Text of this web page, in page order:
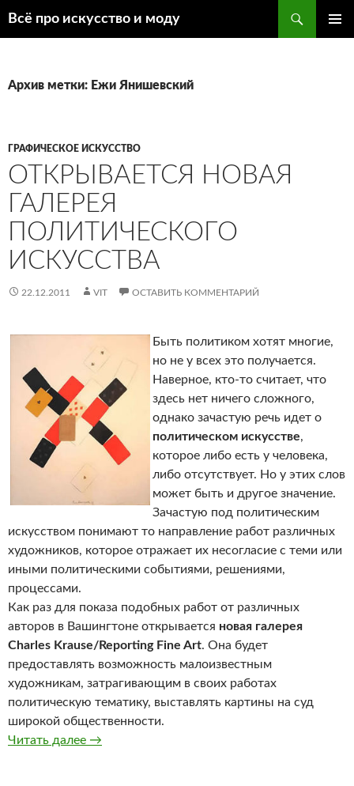
Всё про искусство и моду
Архив метки: Ежи Янишевский
ГРАФИЧЕСКОЕ ИСКУССТВО
ОТКРЫВАЕТСЯ НОВАЯ
ГАЛЕРЕЯ
ПОЛИТИЧЕСКОГО
ИСКУССТВА
22.12.2011 VIT ОСТАВИТЬ КОММЕНТАРИЙ
Быть политиком хотят многие,
но не у всех это получается.
Наверное, кто-то считает, что
здесь нет ничего сложного,
однако зачастую речь идет о
политическом искусстве,
которое либо есть у человека,
либо отсутствует. Но у этих слов
может быть и другое значение.
Зачастую под политическим
искусством понимают то направление работ различных
художников, которое отражает их несогласие с теми или
иными политическими событиями, решениями,
процессами.
Как раз для показа подобных работ от различных
авторов в Вашингтоне открывается новая галерея
Charles Krause/Reporting Fine Art. Она будет
предоставлять возможность малоизвестным
художникам, затрагивающим в своих работах
политическую тематику, выставлять картины на суд
широкой общественности.
Читать далее Открывается новая галерея политического
→